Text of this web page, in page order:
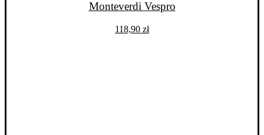
Monteverdi Vespro
118,90 zł